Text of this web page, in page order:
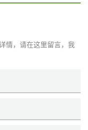
情，请在这里留言，我